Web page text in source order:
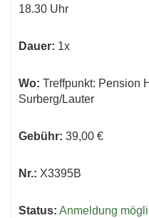
18.30 Uhr
Dauer: 1x
Wo: Treffpunkt: Pension
Surberg/Lauter
Gebühr: 39,00 €
Nr.: X3395B
Status: Anmeldung